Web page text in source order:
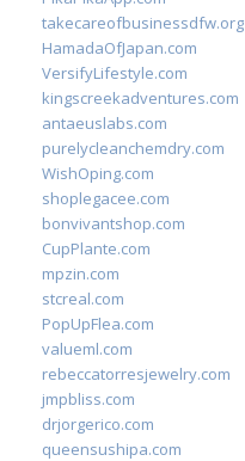
takecareofbusinessdfw.org
HamadaOfJapan.com
VersifyLifestyle.com
kingscreekadventures.com
antaeuslabs.com
purelycleanchemdry.com
WishOping.com
shoplegacee.com
bonvivantshop.com
CupPlante.com
mpzin.com
stcreal.com
PopUpFlea.com
valueml.com
rebeccatorresjewelry.com
jmpbliss.com
drjorgerico.com
queensushipa.com